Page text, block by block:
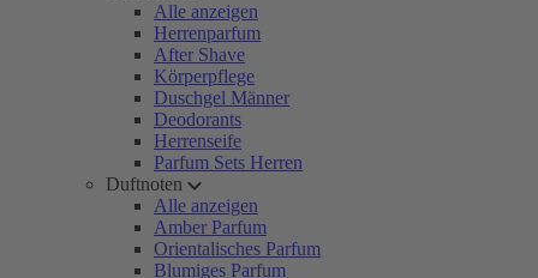
Alle anzeigen
Herrenparfum
After Shave
Körperpflege
Duschgel Männer
Deodorants
Herrenseife
Parfum Sets Herren
Duftnoten
Alle anzeigen
Amber Parfum
Orientalisches Parfum
Blumiges Parfum